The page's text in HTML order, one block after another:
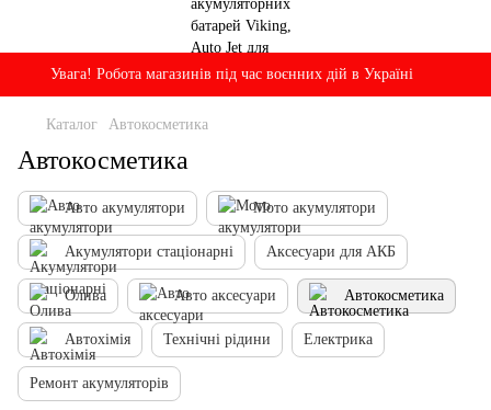
Увага! Робота магазинів під час воєнних дій в Україні
Каталог Автокосметика
Автокосметика
Авто акумулятори Мото акумулятори
Акумулятори стаціонарні Аксесуари для АКБ
Олива Авто аксесуари Автокосметика
Автохімія Технічні рідини Електрика
Ремонт акумуляторів